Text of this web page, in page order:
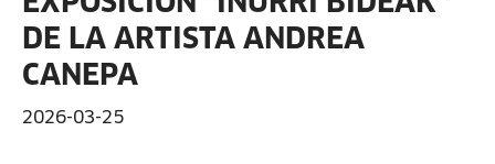
DE LA ARTISTA ANDREA
CANEPA
2026-03-25